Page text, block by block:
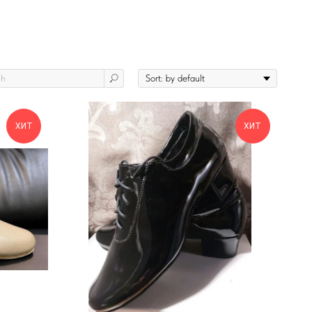
ХИТ ХИТ